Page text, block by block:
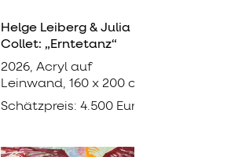
Helge Leiberg & Julia
Collet: „Erntetanz“
2026, Acryl auf
Leinwand, 160 x 200 cm
Schätzpreis: 4.500 Euro